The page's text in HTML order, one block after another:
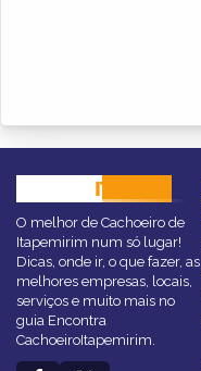
ITAPEMIRIM
O melhor de Cachoeiro de
Itapemirim num só lugar!
Dicas, onde ir, o que fazer, as
melhores empresas, locais,
serviços e muito mais no
guia Encontra
CachoeiroItapemirim.